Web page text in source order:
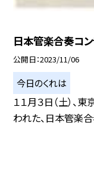
日本管楽合奏コン
公開日 2023/11/06
今日のくれは
１１月３日（土）、
われた、日本管楽